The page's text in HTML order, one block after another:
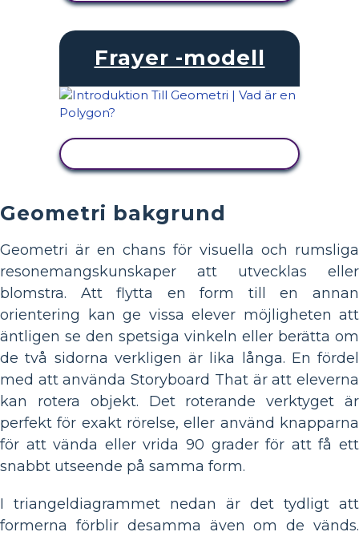
Frayer -modell
Geometri bakgrund
Geometri är en chans för visuella och rumsliga
resonemangskunskaper att utvecklas eller
blomstra. Att flytta en form till en annan
orientering kan ge vissa elever möjligheten att
äntligen se den spetsiga vinkeln eller berätta om
de två sidorna verkligen är lika långa. En fördel
med att använda Storyboard That är att eleverna
kan rotera objekt. Det roterande verktyget är
perfekt för exakt rörelse, eller använd knapparna
för att vända eller vrida 90 grader för att få ett
snabbt utseende på samma form.
I triangeldiagrammet nedan är det tydligt att
formerna förblir desamma även om de vänds.